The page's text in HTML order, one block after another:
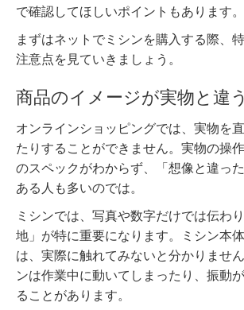
で確認してほしいポイントもあります。
まずはネットでミシンを購入する際、
注意点を見ていきましょう。
商品のイメージが実物と違
オンラインショッピングでは、実物を
たりすることができません。実物の操
のスペックがわからず、「想像と違っ
ある人も多いのでは。
ミシンでは、写真や数字だけでは伝わ
地」が特に重要になります。ミシン本
は、実際に触れてみないと分かりませ
ンは作業中に動いてしまったり、振動
ることがあります。